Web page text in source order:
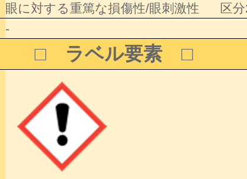
眼に対する重篤な損傷性/眼刺激性
区
-
□ ラベル要素 □